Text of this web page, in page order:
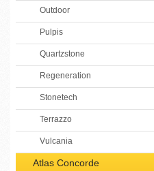
Outdoor
Pulpis
Quartzstone
Regeneration
Stonetech
Terrazzo
Vulcania
Atlas Concorde